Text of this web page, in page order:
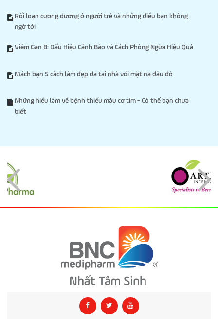
Rối loạn cương dương ở người trẻ và những điều bạn không
ngờ tới
Viêm Gan B: Dấu Hiệu Cảnh Báo và Cách Phòng Ngừa Hiệu Quả
Mách bạn 5 cách làm đẹp da tại nhà với mặt nạ đậu đỏ
Những hiểu lầm về bệnh thiếu máu cơ tim - Có thể bạn chưa
biết